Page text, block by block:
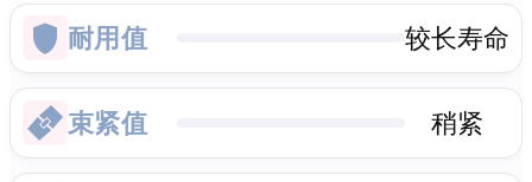
耐用值 较长寿命
束紧值 稍紧